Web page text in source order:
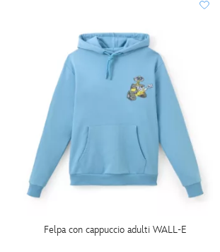
Felpa con cappuccio adulti WALL-E